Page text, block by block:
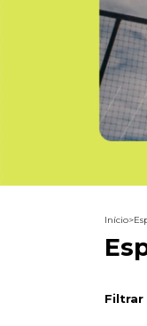
Início>
Filtrar